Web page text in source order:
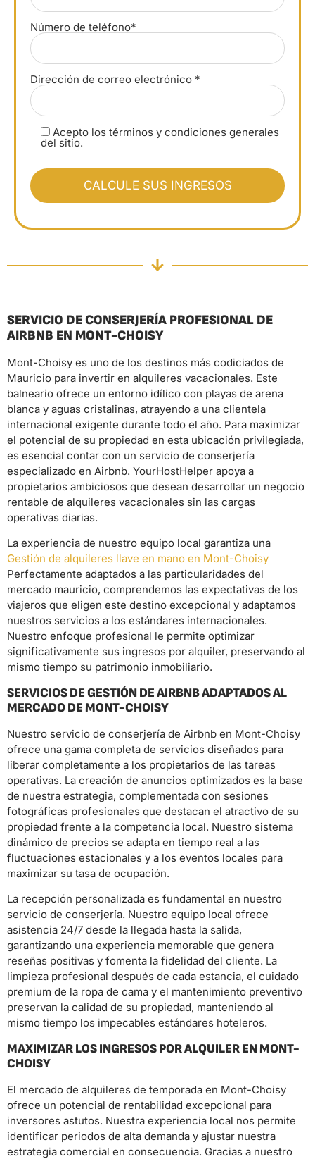
Número de teléfono*
Dirección de correo electrónico *
Acepto los términos y condiciones generales
del sitio.
SERVICIO DE CONSERJERÍA PROFESIONAL DE
AIRBNB EN MONT-CHOISY
Mont-Choisy es uno de los destinos más codiciados de
Mauricio para invertir en alquileres vacacionales. Este
balneario ofrece un entorno idílico con playas de arena
blanca y aguas cristalinas, atrayendo a una clientela
internacional exigente durante todo el año. Para maximizar
el potencial de su propiedad en esta ubicación privilegiada,
es esencial contar con un servicio de conserjería
especializado en Airbnb. YourHostHelper apoya a
propietarios ambiciosos que desean desarrollar un negocio
rentable de alquileres vacacionales sin las cargas
operativas diarias.
La experiencia de nuestro equipo local garantiza una
Gestión de alquileres llave en mano en Mont-Choisy
Perfectamente adaptados a las particularidades del
mercado mauricio, comprendemos las expectativas de los
viajeros que eligen este destino excepcional y adaptamos
nuestros servicios a los estándares internacionales.
Nuestro enfoque profesional le permite optimizar
significativamente sus ingresos por alquiler, preservando al
mismo tiempo su patrimonio inmobiliario.
SERVICIOS DE GESTIÓN DE AIRBNB ADAPTADOS AL
MERCADO DE MONT-CHOISY
Nuestro servicio de conserjería de Airbnb en Mont-Choisy
ofrece una gama completa de servicios diseñados para
liberar completamente a los propietarios de las tareas
operativas. La creación de anuncios optimizados es la base
de nuestra estrategia, complementada con sesiones
fotográficas profesionales que destacan el atractivo de su
propiedad frente a la competencia local. Nuestro sistema
dinámico de precios se adapta en tiempo real a las
fluctuaciones estacionales y a los eventos locales para
maximizar su tasa de ocupación.
La recepción personalizada es fundamental en nuestro
servicio de conserjería. Nuestro equipo local ofrece
asistencia 24/7 desde la llegada hasta la salida,
garantizando una experiencia memorable que genera
reseñas positivas y fomenta la fidelidad del cliente. La
limpieza profesional después de cada estancia, el cuidado
premium de la ropa de cama y el mantenimiento preventivo
preservan la calidad de su propiedad, manteniendo al
mismo tiempo los impecables estándares hoteleros.
MAXIMIZAR LOS INGRESOS POR ALQUILER EN MONT-
CHOISY
El mercado de alquileres de temporada en Mont-Choisy
ofrece un potencial de rentabilidad excepcional para
inversores astutos. Nuestra experiencia local nos permite
identificar periodos de alta demanda y ajustar nuestra
estrategia comercial en consecuencia. Gracias a nuestro